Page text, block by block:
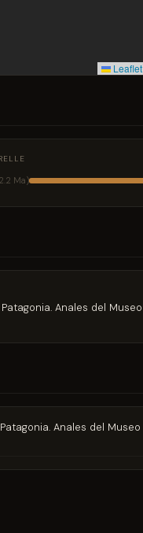
Leaflet
Ma)
Anales del
Anales del Museo